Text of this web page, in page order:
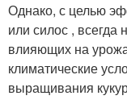
Однако, с целью
или силос , всегда
влияющих на
климатические
выращивания